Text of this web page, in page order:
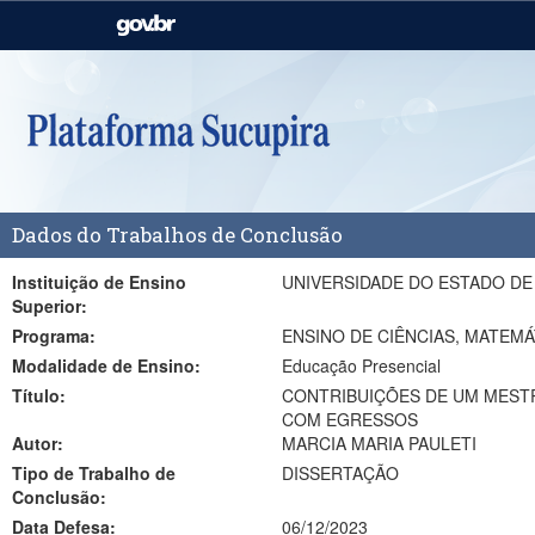
Casa Civil
Pecuária e Abastecimento
Dados do Trabalhos de Conclusão
Instituição de Ensino
Superior:
UNIVERSIDADE DO ESTADO
Programa:
ENSINO DE CIÊNCIAS,
Modalidade de Ensino:
Educação Presencial
Título:
CONTRIBUIÇÕES DE UM
COM EGRESSOS
Autor:
MARCIA MARIA PAULETI
Tipo de Trabalho de
Conclusão:
DISSERTAÇÃO
Data Defesa:
06/12/2023